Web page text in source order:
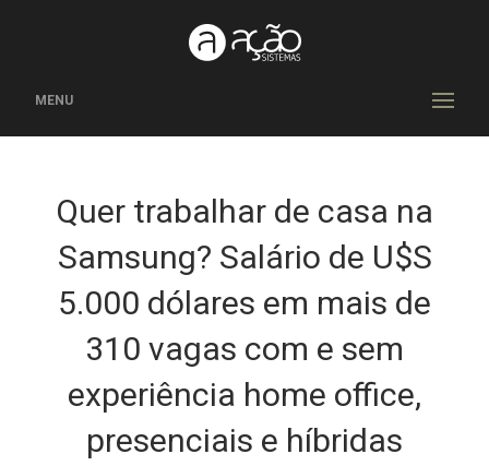
MENU
Quer trabalhar de casa na
Samsung? Salário de U$S
5.000 dólares em mais de
310 vagas com e sem
experiência home office,
presenciais e híbridas